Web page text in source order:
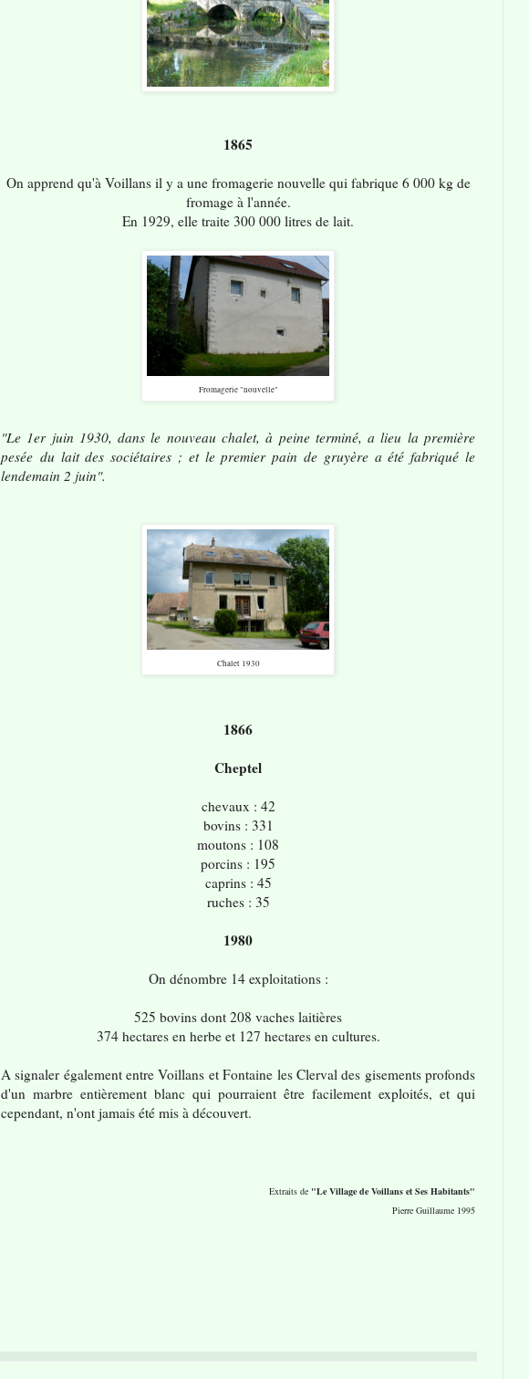
1865
On apprend qu'à Voillans il y a une fromagerie nouvelle qui fabrique 6 000 kg de
fromage à l'année.
En 1929, elle traite 300 000 litres de lait.
Fromagerie "nouvelle"
"Le 1er juin 1930, dans le nouveau chalet, à peine terminé, a lieu la première
pesée du lait des sociétaires ; et le premier pain de gruyère a été fabriqué le
lendemain 2 juin".
Chalet 1930
1866
Cheptel
chevaux : 42
bovins : 331
moutons : 108
porcins : 195
caprins : 45
ruches : 35
1980
On dénombre 14 exploitations :
525 bovins dont 208 vaches laitières
374 hectares en herbe et 127 hectares en cultures.
A signaler également entre Voillans et Fontaine les Clerval des gisements profonds
d'un marbre entièrement blanc qui pourraient être facilement exploités, et qui
cependant, n'ont jamais été mis à découvert.
Extraits de "Le Village de Voillans et Ses Habitants"
Pierre Guillaume 1995